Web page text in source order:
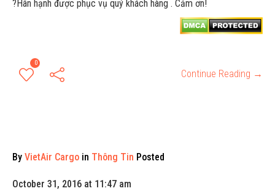
?Hân hạnh được phục vụ quý khách hàng . Cảm ơn!
0
Continue Reading →
By VietAir Cargo in Thông Tin Posted
October 31, 2016 at 11:47 am